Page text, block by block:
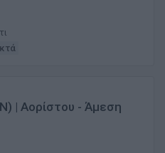
| Αορίστου - Άμεση